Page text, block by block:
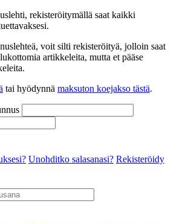
rekisteröitymällä saat kaikki
voit silti rekisteröityä, jolloin saat
artikkeleita, mutta et pääse
tai hyödynnä maksuton koejakso tästä.
Unohditko salasanasi? Rekisteröidy